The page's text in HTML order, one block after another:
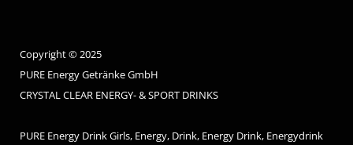
Copyright © 2025
PURE Energy Getränke GmbH
CRYSTAL CLEAR ENERGY- & SPORT DRINKS
PURE Energy Drink Girls, Energy, Drink, Energy Drink, Energydrink